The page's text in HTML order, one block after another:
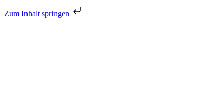
Zum Inhalt springen